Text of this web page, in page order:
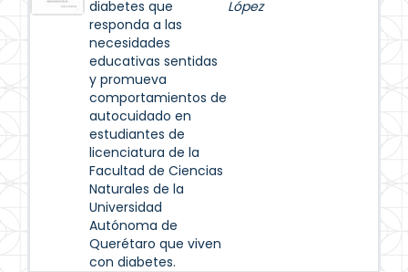
diabetes que
responda a las
necesidades
educativas sentidas
y promueva
comportamientos de
autocuidado en
estudiantes de
licenciatura de la
Facultad de Ciencias
Naturales de la
Universidad
Autónoma de
Querétaro que viven
con diabetes.
López